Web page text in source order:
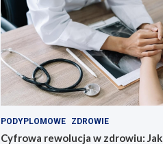
PODYPLOMOWE ZDROWIE
Cyfrowa rewolucja w zdrowiu: Jak